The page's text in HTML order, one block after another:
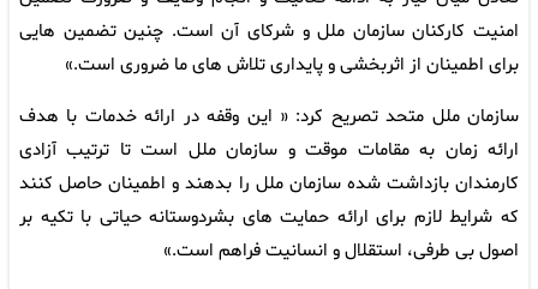
امنیت کارکنان سازمان ملل و شرکای آن است. چنین تضمین هایی
برای اطمینان از اثربخشی و پایداری تلاش های ما ضروری است.»
سازمان ملل متحد تصریح کرد: « این وقفه در ارائه خدمات با هدف
ارائه زمان به مقامات موقت و سازمان ملل است تا ترتیب آزادی
کارمندان بازداشت شده سازمان ملل را بدهند و اطمینان حاصل کنند
که شرایط لازم برای ارائه حمایت های بشردوستانه حیاتی با تکیه بر
اصول بی طرفی، استقلال و انسانیت فراهم است.»